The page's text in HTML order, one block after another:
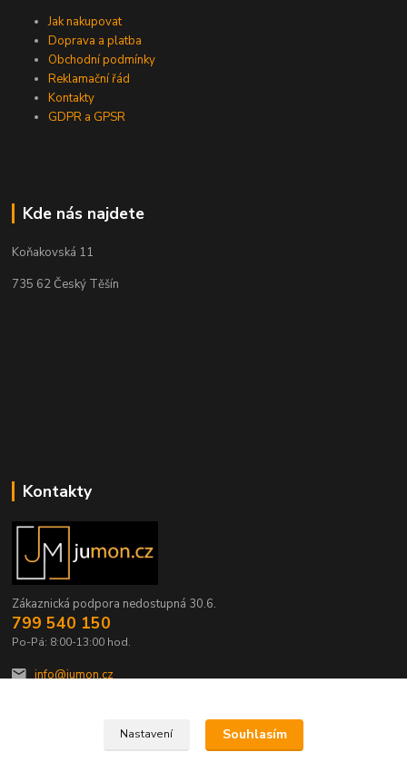
Jak nakupovat
Doprava a platba
Obchodní podmínky
Reklamační řád
Kontakty
GDPR a GPSR
Kde nás najdete
Koňakovská 11
735 62 Český Těšín
Kontakty
Zákaznická podpora nedostupná 30.6.
799 540 150
Po-Pá: 8:00-13:00 hod.
info@jumon.cz
Nastavení Souhlasím